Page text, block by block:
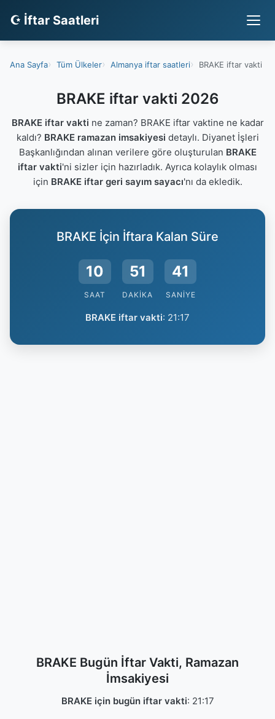
☪ İftar Saatleri
Ana Sayfa Tüm Ülkeler Almanya iftar saatleri BRAKE iftar vakti
BRAKE iftar vakti 2026
BRAKE iftar vakti ne zaman? BRAKE iftar vaktine ne kadar
kaldı? BRAKE ramazan imsakiyesi detaylı. Diyanet İşleri
Başkanlığından alınan verilere göre oluşturulan BRAKE
iftar vakti'ni sizler için hazırladık. Ayrıca kolaylık olması
için BRAKE iftar geri sayım sayacı'nı da ekledik.
BRAKE İçin İftara Kalan Süre
10
SAAT
51
DAKIKA
40
SANIYE
BRAKE iftar vakti: 21:17
BRAKE Bugün İftar Vakti, Ramazan
İmsakiyesi
BRAKE için bugün iftar vakti: 21:17